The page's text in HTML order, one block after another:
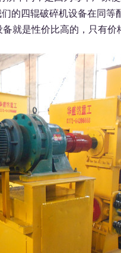
的四辊破碎机设备在同
就是性价比高的，只有